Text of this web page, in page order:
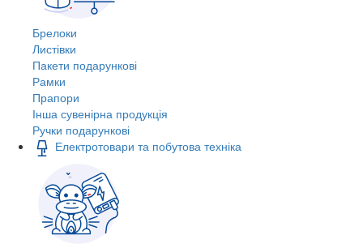
Брелоки
Листівки
Пакети подарункові
Рамки
Прапори
Інша сувенірна продукція
Ручки подарункові
Електротовари та побутова техніка